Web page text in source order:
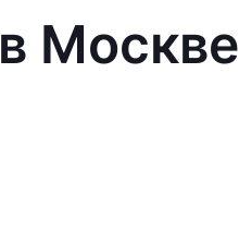
Москве